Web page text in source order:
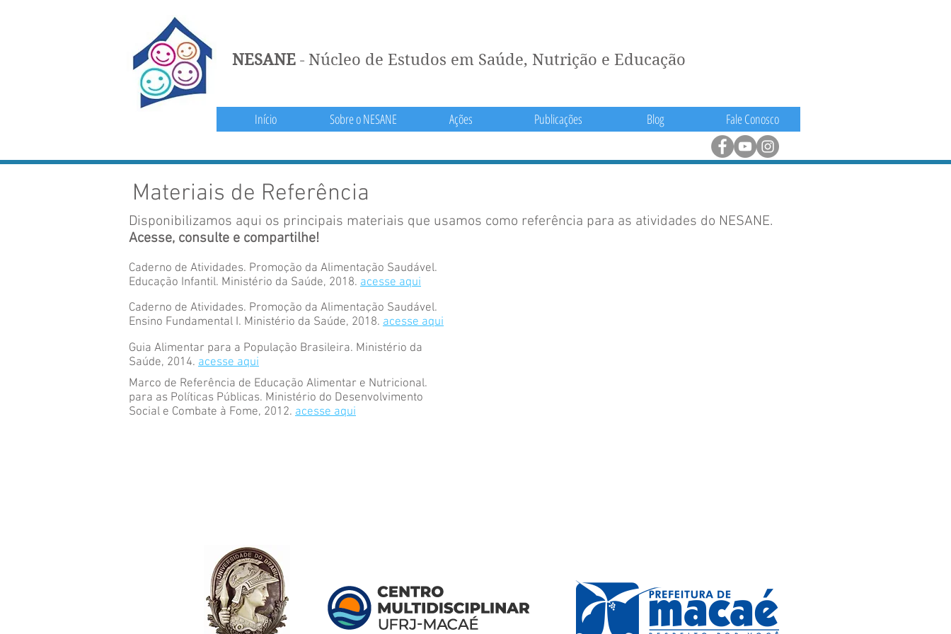
NESANE - Núcleo de Estudos em Saúde, Nutrição e Educação
Início Sobre o NESANE Ações Publicações Blog Fale Conosco
Materiais de Referência
Disponibilizamos aqui os principais materiais que usamos como referência para as atividades do NESANE.
Acesse, consulte e compartilhe!
Caderno de Atividades. Promoção da Alimentação Saudável.
Educação Infantil. Ministério da Saúde, 2018. acesse aqui
Caderno de Atividades. Promoção da Alimentação Saudável.
Ensino Fundamental I. Ministério da Saúde, 2018. acesse aqui
Guia Alimentar para a População Brasileira. Ministério da
Saúde, 2014. acesse aqui
Marco de Referência de Educação Alimentar e Nutricional.
para as Políticas Públicas. Ministério do Desenvolvimento
Social e Combate à Fome, 2012. acesse aqui